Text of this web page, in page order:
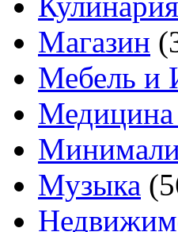
Магазин
Мебель и
Медицина
Музыка